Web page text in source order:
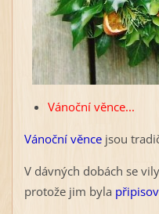
Vánoční věnce...
Vánoční věnce jsou
V dávných dobách se
protože jim byla